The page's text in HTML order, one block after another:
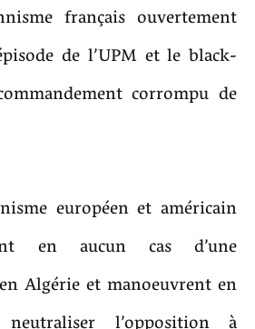
français ouvertement
de l’UPM et le black-
corrompu de
européen et américain
en aucun cas d’une
Algérie et manoeuvrent en